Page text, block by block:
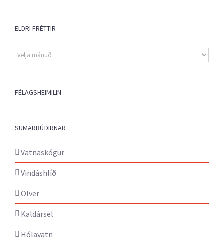
ELDRI FRÉTTIR
Eldri
fréttir
FÉLAGSHEIMILIN
SUMARBÚÐIRNAR
Vatnaskógur
Vindáshlíð
Ölver
Kaldársel
Hólavatn